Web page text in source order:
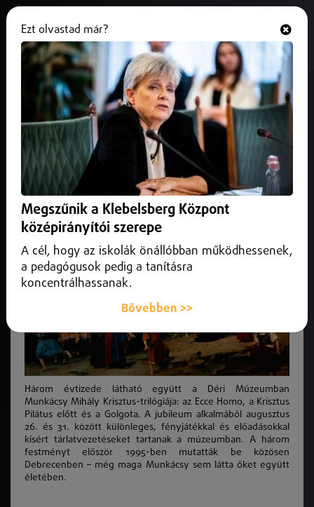
Harminc éve látható együtt a
Munkácsy-trilógia Debrecenben
2025. augusztus 23.
Három évtizede látható együtt a Déri Múzeumban
Három évtizede látható együtt a Déri Múzeumban
Munkácsy Mihály Krisztus-trilógiája: az Ecce Homo, a Krisztus
Pilátus előtt és a Golgota. A jubileum alkalmából augusztus
26. és 31. között különleges, fényjátékkal és előadásokkal
kísért tárlatvezetéseket tartanak a múzeumban. A három
festményt először 1995-ben mutatták be közösen
Debrecenben – még maga Munkácsy sem látta őket együtt
életében.
Ezt olvastad már?
Megszűnik a Klebelsberg Központ
középirányítói szerepe
A cél, hogy az iskolák önállóbban működhessenek,
a pedagógusok pedig a tanításra
koncentrálhassanak.
Bővebben >>